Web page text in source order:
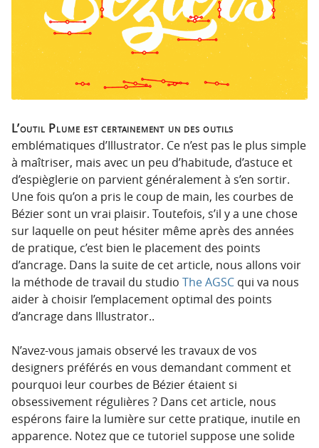
i
p
L’outil Plume est certainement un des outils
emblématiques d’Illustrator. Ce n’est pas le plus simple
à maîtriser, mais avec un peu d’habitude, d’astuce et
d’espièglerie on parvient généralement à s’en sortir.
Une fois qu’on a pris le coup de main, les courbes de
Bézier sont un vrai plaisir. Toutefois, s’il y a une chose
sur laquelle on peut hésiter même après des années
de pratique, c’est bien le placement des points
d’ancrage. Dans la suite de cet article, nous allons voir
la méthode de travail du studio The AGSC qui va nous
aider à choisir l’emplacement optimal des points
d’ancrage dans Illustrator..
N’avez-vous jamais observé les travaux de vos
designers préférés en vous demandant comment et
pourquoi leur courbes de Bézier étaient si
obsessivement régulières ? Dans cet article, nous
espérons faire la lumière sur cette pratique, inutile en
apparence. Notez que ce tutoriel suppose une solide